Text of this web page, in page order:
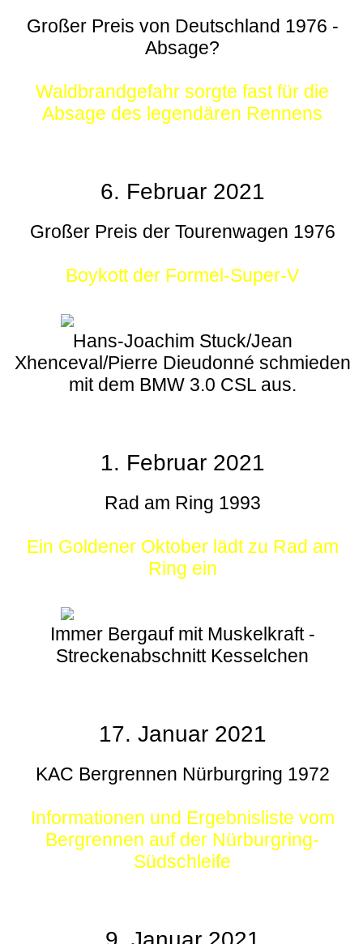
Großer Preis von Deutschland 1976 -
Absage?
Waldbrandgefahr sorgte fast für die
Absage des legendären Rennens
6. Februar 2021
Großer Preis der Tourenwagen 1976
Boykott der Formel-Super-V
Hans-Joachim Stuck/Jean
Xhenceval/Pierre Dieudonné schmieden
mit dem BMW 3.0 CSL aus.
1. Februar 2021
Rad am Ring 1993
Ein Goldener Oktober lädt zu Rad am
Ring ein
Immer Bergauf mit Muskelkraft -
Streckenabschnitt Kesselchen
17. Januar 2021
KAC Bergrennen Nürburgring 1972
Informationen und Ergebnisliste vom
Bergrennen auf der Nürburgring-
Südschleife